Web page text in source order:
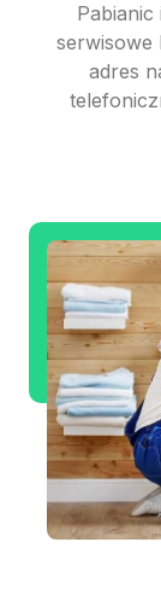
serwisowe
adres